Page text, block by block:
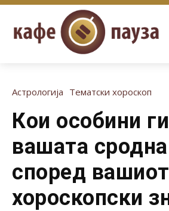
Астрологија Тематски хороскоп
Кои особини
вашата
според вашиот
хороскопски